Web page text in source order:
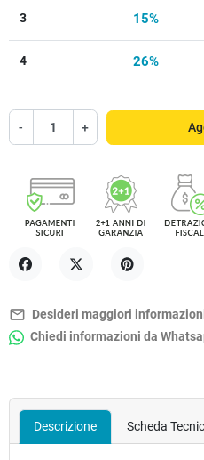
3 15%
4 26%
- +
mail_outline Desideri maggiori
Chiedi informazioni da
Descrizione Scheda